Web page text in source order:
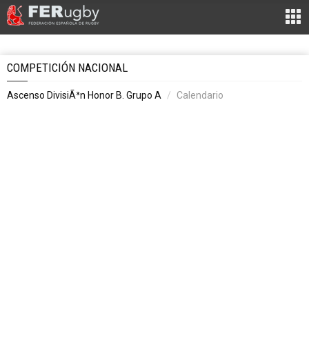
COMPETICIÓN NACIONAL
Ascenso DivisiÃ³n Honor B. Grupo A Calendario